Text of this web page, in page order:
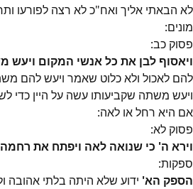
לא הבאתי אליך ואח"כ לא רצה לפורעו
מונים:
פסוק כב:
ויאסוף לבן את כל אנשי המקום ויעש
להם לאכול ולא כלוט שאמר ויעש להם
ויעש משתה שקביעותו עשה על היין כדי
אם היא רחל או לאה:
פסוק לא:
וירא ה' כי שנואה לאה ויפתח את
ספקות:
הספק הא' ידוע שלא היתה בלתי אהובה